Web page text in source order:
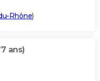
Rhône)
ans)